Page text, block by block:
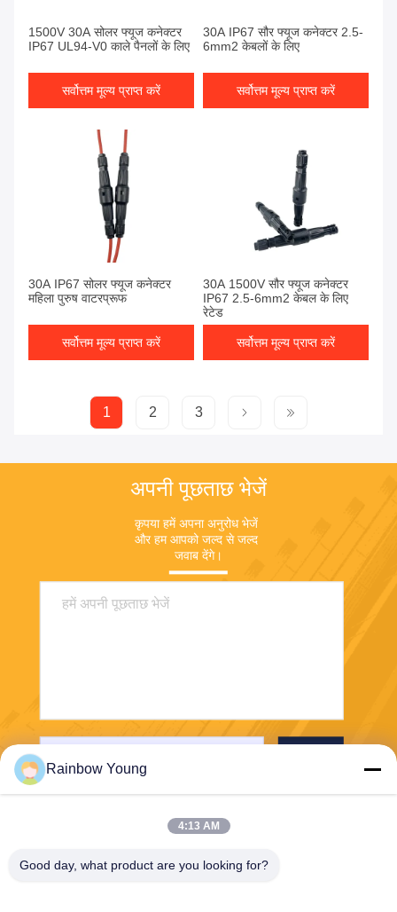
1500V 30A सोलर फ्यूज कनेक्टर
IP67 UL94-V0 काले पैनलों के लिए
सर्वोत्तम मूल्य प्राप्त करें
30A IP67 सौर फ्यूज कनेक्टर 2.5-
6mm2 केबलों के लिए
सर्वोत्तम मूल्य प्राप्त करें
30A IP67 सोलर फ्यूज कनेक्टर
महिला पुरुष वाटरप्रूफ
सर्वोत्तम मूल्य प्राप्त करें
30A 1500V सौर फ्यूज कनेक्टर
IP67 2.5-6mm2 केबल के लिए
रेटेड
सर्वोत्तम मूल्य प्राप्त करें
1 2 3
अपनी पूछताछ भेजें
कृपया हमें अपना अनुरोध भेजें
और हम आपको जल्द से जल्द
जवाब देंगे।
Rainbow Young
4:13 AM
Good day, what product are you looking for?